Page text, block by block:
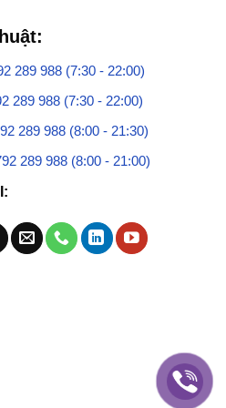
289 988 (7:30 - 22:00)
289 988 (7:30 - 22:00)
289 988 (8:00 - 21:30)
289 988 (8:00 - 21:00)